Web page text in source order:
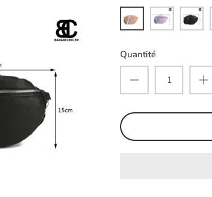
Pink
Purple Black
Quantité